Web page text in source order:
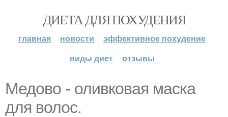
ДИЕТА ДЛЯ ПОХУДЕНИЯ
главная новости
эффективное похудение
виды диет
отзывы
Медово - оливковая маска
для волос.